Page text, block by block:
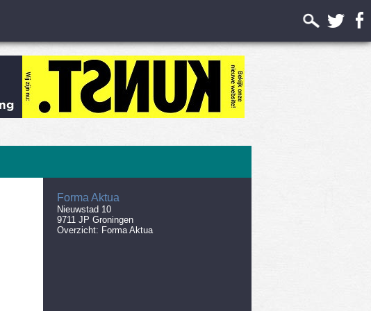
Forma Aktua
Nieuwstad 10
9711 JP Groningen
Overzicht: Forma Aktua